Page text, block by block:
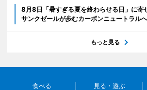
8月8日「暑すぎる夏を終わらせる日」に寄
サンクゼールが歩むカーボンニュートラル
もっと見る
食べる 見る・遊ぶ